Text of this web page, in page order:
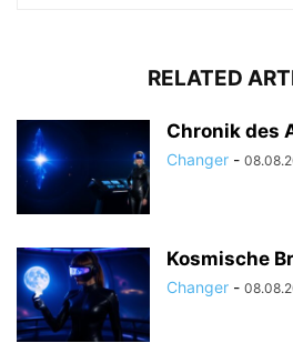
RELATED
Chronik des
Changer -
Kosmische
Changer -